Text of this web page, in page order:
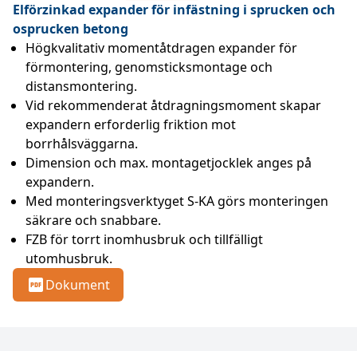
Elförzinkad expander för infästning i sprucken och
osprucken betong
Högkvalitativ momentåtdragen expander för
förmontering, genomsticksmontage och
distansmontering.
Vid rekommenderat åtdragningsmoment skapar
expandern erforderlig friktion mot
borrhålsväggarna.
Dimension och max. montagetjocklek anges på
expandern.
Med monteringsverktyget S-KA görs monteringen
säkrare och snabbare.
FZB för torrt inomhusbruk och tillfälligt
utomhusbruk.
Dokument